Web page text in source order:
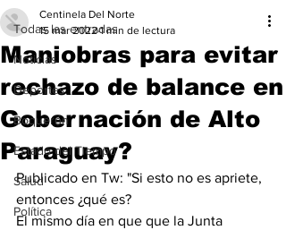
Todas las entradas
Noticias
Deportes
Boquerón
Estado del Tiempo
Salud
Política
Maniobras para evitar
rechazo de balance en
Gobernación de Alto
Paraguay?
Centinela Del Norte
15 mar 2022 1 min de lectura
Publicado en Tw: "Si esto no es apriete,
entonces ¿qué es?
El mismo día en que que la Junta